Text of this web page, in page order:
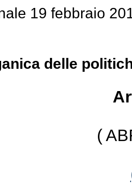
19 febbraio
delle
(